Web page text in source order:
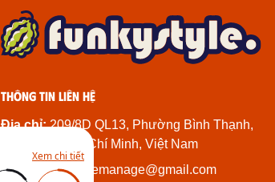
Xem chi tiết
Thông tin liên hệ
Địa chỉ:209/8D QL13, Phường Bình Thạnh,
Thành Phố Hồ Chí Minh, Việt Nam
Email:
funkystylemanage@gmail.com